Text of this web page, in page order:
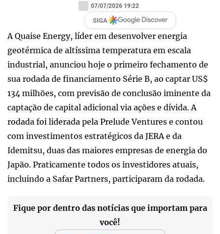
07/07/2026 19:22
SIGA
A Quaise Energy, líder em desenvolver energia
geotérmica de altíssima temperatura em escala
industrial, anunciou hoje o primeiro fechamento de
sua rodada de financiamento Série B, ao captar US$
134 milhões, com previsão de conclusão iminente da
captação de capital adicional via ações e dívida. A
rodada foi liderada pela Prelude Ventures e contou
com investimentos estratégicos da JERA e da
Idemitsu, duas das maiores empresas de energia do
Japão. Praticamente todos os investidores atuais,
incluindo a Safar Partners, participaram da rodada.
Fique por dentro das notícias que importam para
você!